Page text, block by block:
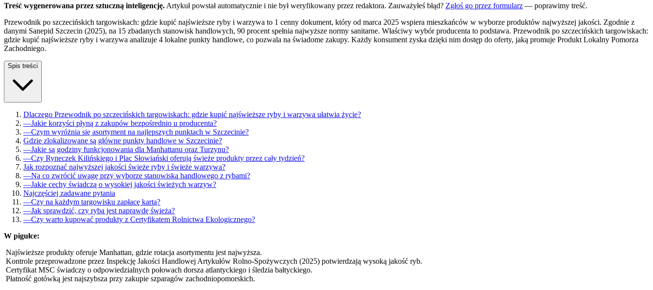
Treść wygenerowana przez sztuczną inteligencję. Artykuł powstał automatycznie i nie był weryfikowany przez redaktora. Zauważyłeś błąd? Zgłoś go przez formularz — poprawimy treść.
Przewodnik po szczecińskich targowiskach: gdzie kupić najświeższe ryby i warzywa to 1 cenny dokument, który od marca 2025 wspiera mieszkańców w wyborze produktów najwyższej jakości. Zgodnie z
danymi Sanepid Szczecin (2025), na 15 zbadanych stanowisk handlowych, 90 procent spełnia najwyższe normy sanitarne. Właściwy wybór producenta to podstawa. Przewodnik po szczecińskich targowiskach:
gdzie kupić najświeższe ryby i warzywa analizuje 4 lokalne punkty handlowe, co pozwala na świadome zakupy. Każdy konsument zyska dzięki nim dostęp do oferty, jaką promuje Produkt Lokalny Pomorza
Zachodniego.
Spis treści
Dlaczego Przewodnik po szczecińskich targowiskach: gdzie kupić najświeższe ryby i warzywa ułatwia życie?
—Jakie korzyści płyną z zakupów bezpośrednio u producenta?
—Czym wyróżnia się asortyment na najlepszych punktach w Szczecinie?
Gdzie zlokalizowane są główne punkty handlowe w Szczecinie?
—Jakie są godziny funkcjonowania dla Manhattanu oraz Turzynu?
—Czy Ryneczek Kilińskiego i Plac Słowiański oferują świeże produkty przez cały tydzień?
Jak rozpoznać najwyższej jakości świeże ryby i świeże warzywa?
—Na co zwrócić uwagę przy wyborze stanowiska handlowego z rybami?
—Jakie cechy świadczą o wysokiej jakości świeżych warzyw?
Najczęściej zadawane pytania
—Czy na każdym targowisku zapłacę kartą?
—Jak sprawdzić, czy ryba jest naprawdę świeża?
—Czy warto kupować produkty z Certyfikatem Rolnictwa Ekologicznego?
W pigułce:
Najświeższe produkty oferuje Manhattan, gdzie rotacja asortymentu jest najwyższa.
Kontrole przeprowadzone przez Inspekcję Jakości Handlowej Artykułów Rolno-Spożywczych (2025) potwierdzają wysoką jakość ryb.
Certyfikat MSC świadczy o odpowiedzialnych połowach dorsza atlantyckiego i śledzia bałtyckiego.
Płatność gotówką jest najszybsza przy zakupie szparagów zachodniopomorskich.